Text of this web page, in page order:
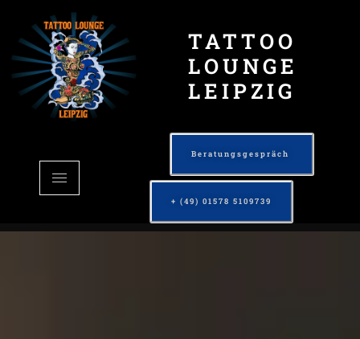
TATTOO
LOUNGE
LEIPZIG
Beratungsgespräch
+ (49) 01578 5109739